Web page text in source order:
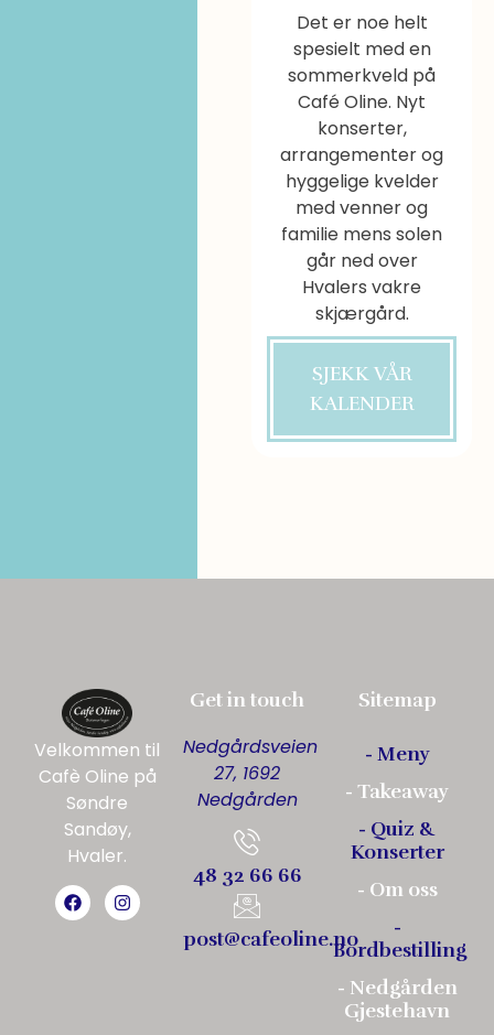
Det er noe helt
spesielt med en
sommerkveld på
Café Oline. Nyt
konserter,
arrangementer og
hyggelige kvelder
med venner og
familie mens solen
går ned over
Hvalers vakre
skjærgård.
SJEKK VÅR
KALENDER
Velkommen til
Cafè Oline på
Søndre
Sandøy,
Hvaler.
Get in touch
Nedgårdsveien
27, 1692
Nedgården
48 32 66 66
post@cafeoline.no
Sitemap
- Meny
- Takeaway
- Quiz &
Konserter
- Om oss
-
Bordbestilling
- Nedgården
Gjestehavn